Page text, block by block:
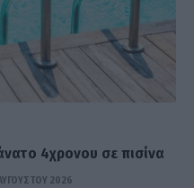
4χρονου σε πισίνα
2026